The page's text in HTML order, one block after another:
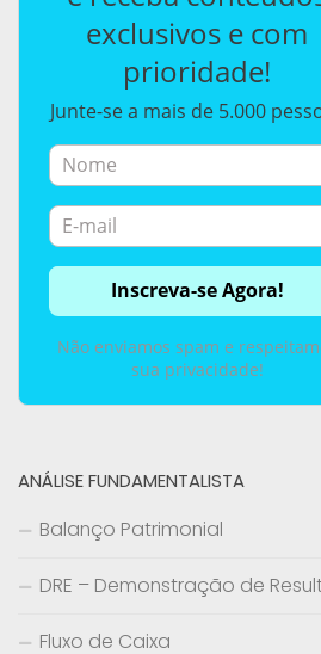
exclusivos e com
prioridade!
Junte-se a mais de 5.000
Não enviamos spam e
sua privacidade!
ANÁLISE FUNDAMENTALISTA
Balanço Patrimonial
DRE – Demonstração de
Fluxo de Caixa